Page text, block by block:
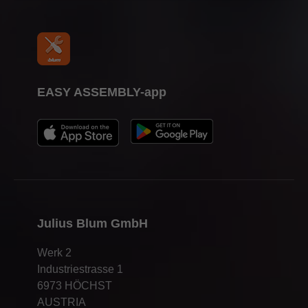
Julius Blum GmbH
Werk 2
Industriestrasse 1
6973 HÖCHST
AUSTRIA
EASY ASSEMBLY-app